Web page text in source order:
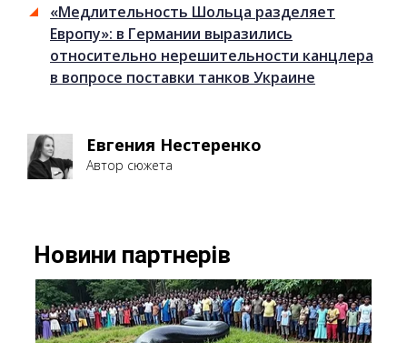
«Медлительность Шольца разделяет
Европу»: в Германии выразились
относительно нерешительности канцлера
в вопросе поставки танков Украине
Евгения Нестеренко
Автор сюжета